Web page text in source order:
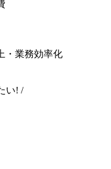
・業務効率化
い! /